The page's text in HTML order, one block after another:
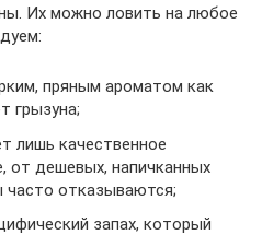
Их можно ловить на любое
пряным ароматом как
грызуна;
лишь качественное
от дешевых, напичканных
часто отказываются;
запах, который